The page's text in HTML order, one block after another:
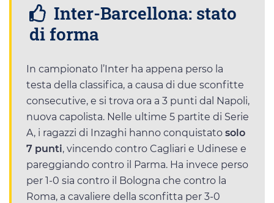
Inter-Barcellona: stato
di forma
In campionato l’Inter ha appena perso la
testa della classifica, a causa di due sconfitte
consecutive, e si trova ora a 3 punti dal Napoli,
nuova capolista. Nelle ultime 5 partite di Serie
A, i ragazzi di Inzaghi hanno conquistato solo
7 punti, vincendo contro Cagliari e Udinese e
pareggiando contro il Parma. Ha invece perso
per 1-0 sia contro il Bologna che contro la
Roma, a cavaliere della sconfitta per 3-0